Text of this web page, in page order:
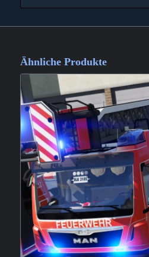
Ähnliche Produkte